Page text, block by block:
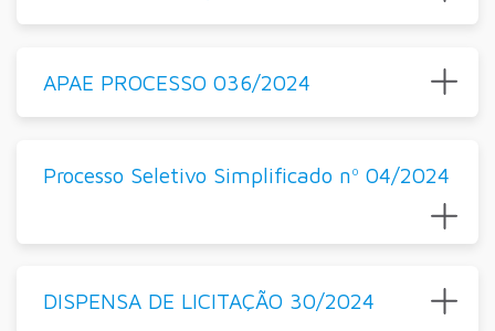
APAE PROCESSO 036/2024
Processo Seletivo Simplificado nº 04/2024
DISPENSA DE LICITAÇÃO 30/2024